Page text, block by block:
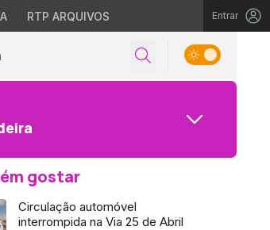
RTP ARQUIVOS Entrar
gostar
Circulação automóvel
interrompida na Via 25 de Abril